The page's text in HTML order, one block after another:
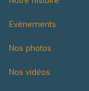
Evènements
Nos photos
Nos vidéos